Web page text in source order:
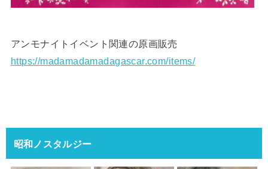
アンモナイトイベント関連の原画販売
https://madamadamadagascar.com/items/
昭和ノスタルジー